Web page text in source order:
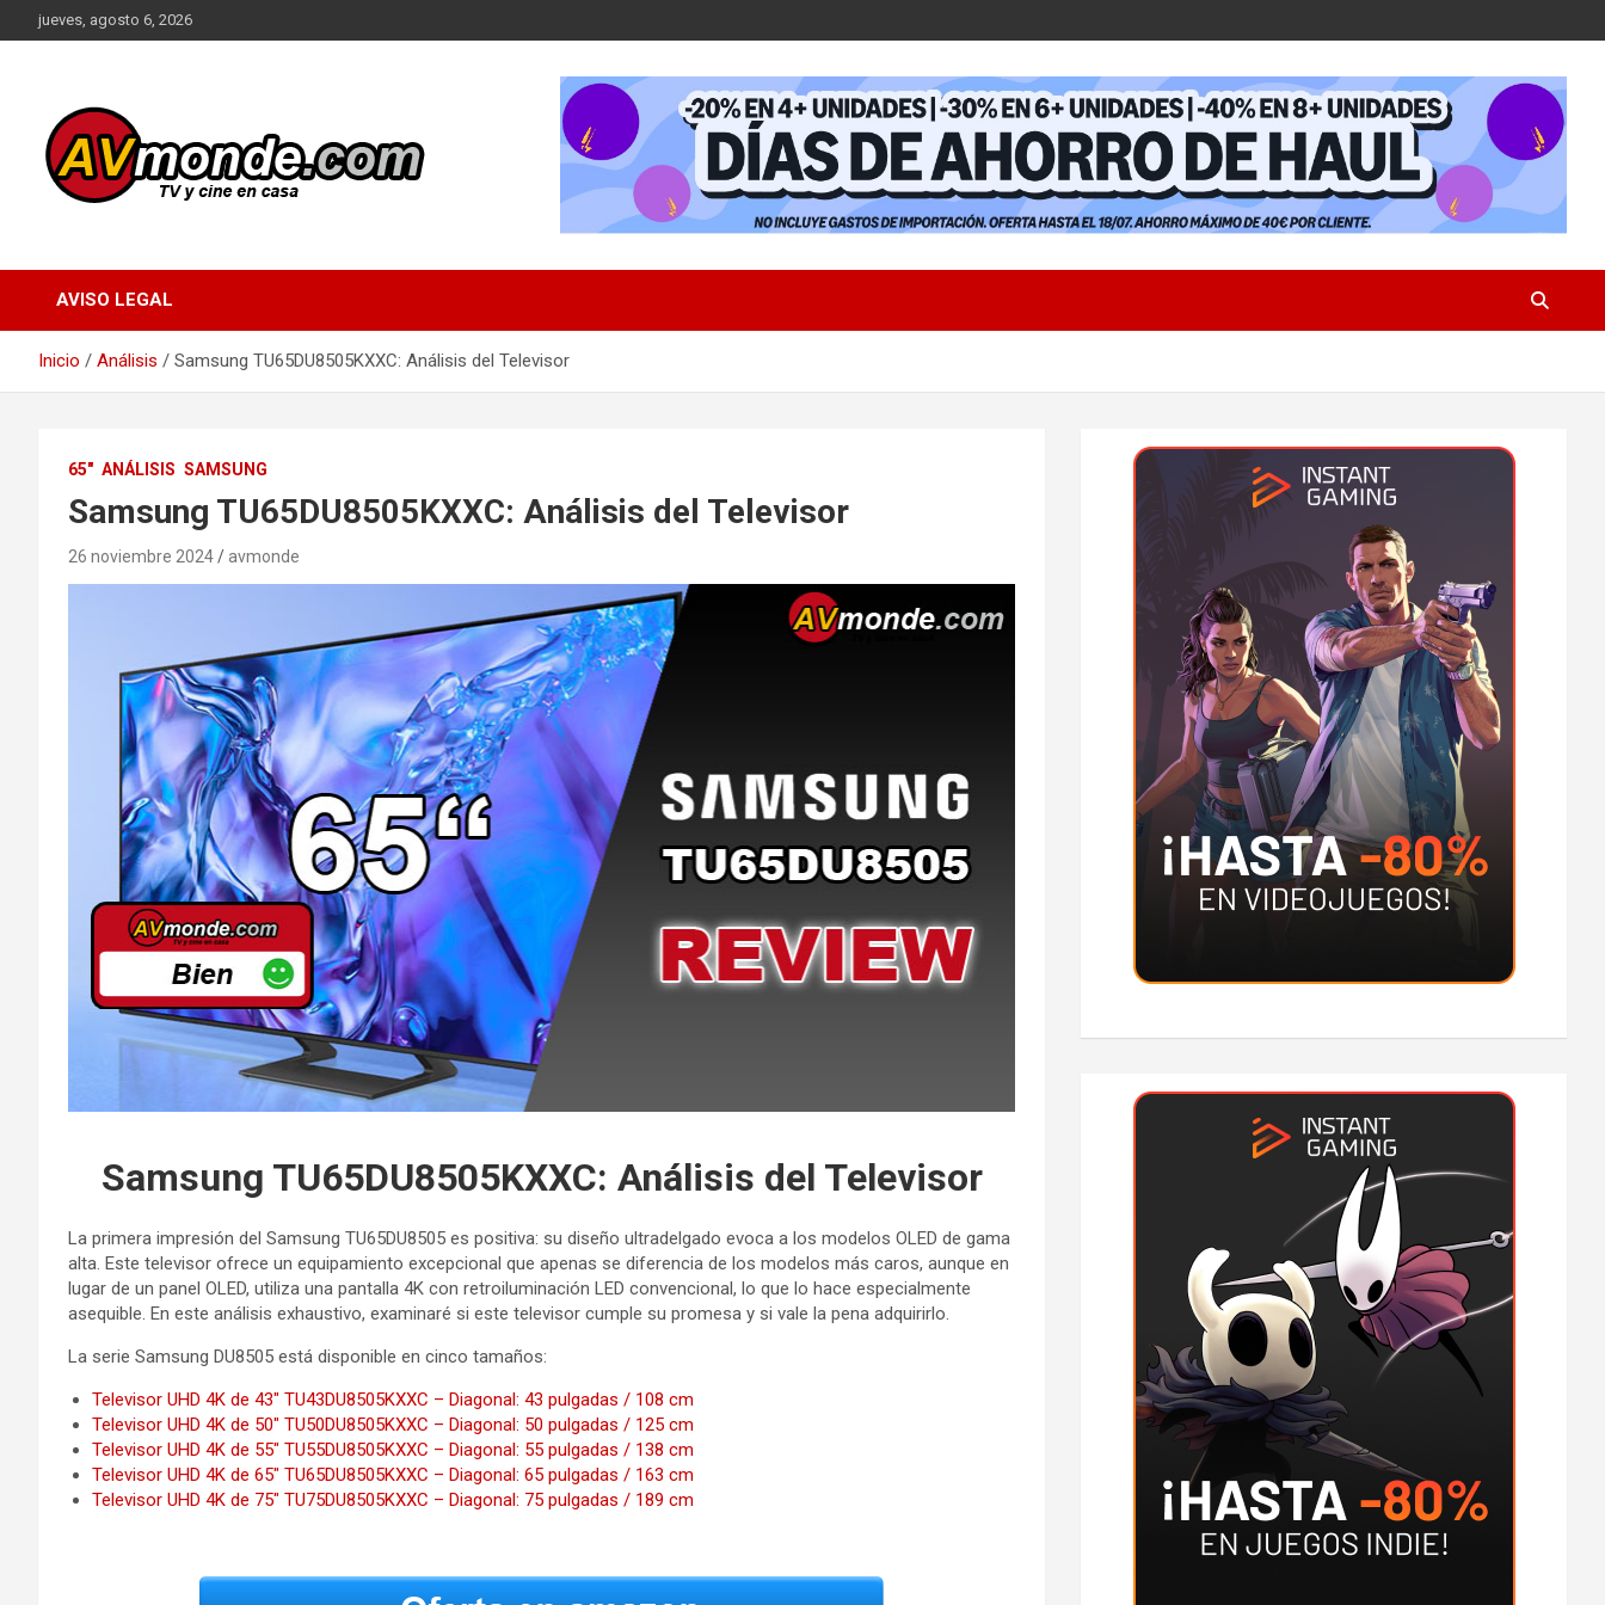
Saltar
al
jueves, agosto 6, 2026
Descubre las Últimas
Pruebas en Televisores
AVISO LEGAL
Inicio Análisis Samsung TU65DU8505KXXC: Análisis del Televisor
65" ANÁLISIS SAMSUNG
Samsung TU65DU8505KXXC: Análisis del Televisor
26 noviembre 2024 avmonde
Samsung TU65DU8505KXXC: Análisis del Televisor
La primera impresión del Samsung TU65DU8505 es positiva: su diseño ultradelgado evoca a los modelos OLED de gama
alta. Este televisor ofrece un equipamiento excepcional que apenas se diferencia de los modelos más caros, aunque en
lugar de un panel OLED, utiliza una pantalla 4K con retroiluminación LED convencional, lo que lo hace especialmente
asequible. En este análisis exhaustivo, examinaré si este televisor cumple su promesa y si vale la pena adquirirlo.
La serie Samsung DU8505 está disponible en cinco tamaños:
Televisor UHD 4K de 43″ TU43DU8505KXXC – Diagonal: 43 pulgadas / 108 cm
Televisor UHD 4K de 50″ TU50DU8505KXXC – Diagonal: 50 pulgadas / 125 cm
Televisor UHD 4K de 55″ TU55DU8505KXXC – Diagonal: 55 pulgadas / 138 cm
Televisor UHD 4K de 65″ TU65DU8505KXXC – Diagonal: 65 pulgadas / 163 cm
Televisor UHD 4K de 75″ TU75DU8505KXXC – Diagonal: 75 pulgadas / 189 cm